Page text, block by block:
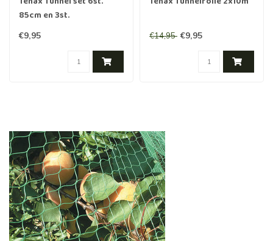
85cm en 3st.
Verbindingsstuk
€9,95 €14,95 €9,95